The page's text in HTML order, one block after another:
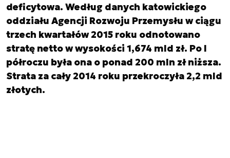
deficytowa. Według danych katowickiego
oddziału Agencji Rozwoju Przemysłu w ciągu
trzech kwartałów 2015 roku odnotowano
stratę netto w wysokości 1,674 mld zł. Po I
półroczu była ona o ponad 200 mln zł niższa.
Strata za cały 2014 roku przekroczyła 2,2 mld
złotych.